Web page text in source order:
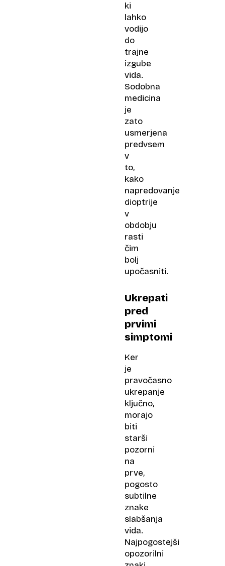
ki
lahko
vodijo
do
trajne
izgube
vida.
Sodobna
medicina
je
zato
usmerjena
predvsem
v
to,
kako
napredovanje
dioptrije
v
obdobju
rasti
čim
bolj
upočasniti.
Ukrepati
pred
prvimi
simptomi
Ker
je
pravočasno
ukrepanje
ključno,
morajo
biti
starši
pozorni
na
prve,
pogosto
subtilne
znake
slabšanja
vida.
Najpogostejši
opozorilni